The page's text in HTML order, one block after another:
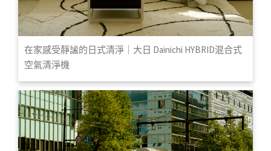
在家感受靜謐的日式清淨｜大日 Dainichi HYBRID混合式
空氣清淨機